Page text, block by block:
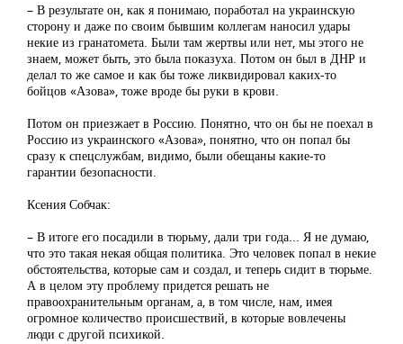
– В результате он, как я понимаю, поработал на украинскую
сторону и даже по своим бывшим коллегам наносил удары
некие из гранатомета. Были там жертвы или нет, мы этого не
знаем, может быть, это была показуха. Потом он был в ДНР и
делал то же самое и как бы тоже ликвидировал каких-то
бойцов «Азова», тоже вроде бы руки в крови.
Потом он приезжает в Россию. Понятно, что он бы не поехал в
Россию из украинского «Азова», понятно, что он попал бы
сразу к спецслужбам, видимо, были обещаны какие-то
гарантии безопасности.
Ксения Собчак:
– В итоге его посадили в тюрьму, дали три года... Я не думаю,
что это такая некая общая политика. Это человек попал в некие
обстоятельства, которые сам и создал, и теперь сидит в тюрьме.
А в целом эту проблему придется решать не
правоохранительным органам, а, в том числе, нам, имея
огромное количество происшествий, в которые вовлечены
люди с другой психикой.